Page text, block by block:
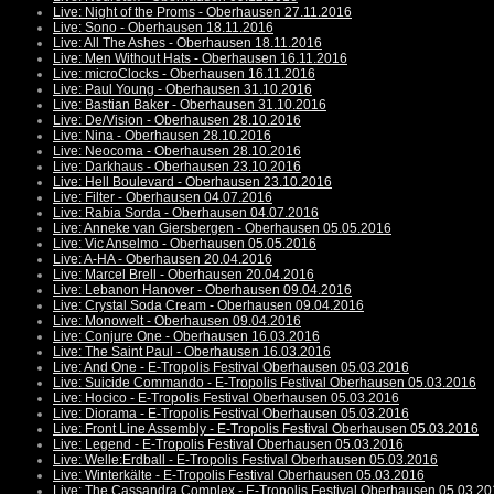
Live: Night of the Proms - Oberhausen 27.11.2016
Live: Sono - Oberhausen 18.11.2016
Live: All The Ashes - Oberhausen 18.11.2016
Live: Men Without Hats - Oberhausen 16.11.2016
Live: microClocks - Oberhausen 16.11.2016
Live: Paul Young - Oberhausen 31.10.2016
Live: Bastian Baker - Oberhausen 31.10.2016
Live: De/Vision - Oberhausen 28.10.2016
Live: Nina - Oberhausen 28.10.2016
Live: Neocoma - Oberhausen 28.10.2016
Live: Darkhaus - Oberhausen 23.10.2016
Live: Hell Boulevard - Oberhausen 23.10.2016
Live: Filter - Oberhausen 04.07.2016
Live: Rabia Sorda - Oberhausen 04.07.2016
Live: Anneke van Giersbergen - Oberhausen 05.05.2016
Live: Vic Anselmo - Oberhausen 05.05.2016
Live: A-HA - Oberhausen 20.04.2016
Live: Marcel Brell - Oberhausen 20.04.2016
Live: Lebanon Hanover - Oberhausen 09.04.2016
Live: Crystal Soda Cream - Oberhausen 09.04.2016
Live: Monowelt - Oberhausen 09.04.2016
Live: Conjure One - Oberhausen 16.03.2016
Live: The Saint Paul - Oberhausen 16.03.2016
Live: And One - E-Tropolis Festival Oberhausen 05.03.2016
Live: Suicide Commando - E-Tropolis Festival Oberhausen 05.03.2016
Live: Hocico - E-Tropolis Festival Oberhausen 05.03.2016
Live: Diorama - E-Tropolis Festival Oberhausen 05.03.2016
Live: Front Line Assembly - E-Tropolis Festival Oberhausen 05.03.2016
Live: Legend - E-Tropolis Festival Oberhausen 05.03.2016
Live: Welle:Erdball - E-Tropolis Festival Oberhausen 05.03.2016
Live: Winterkälte - E-Tropolis Festival Oberhausen 05.03.2016